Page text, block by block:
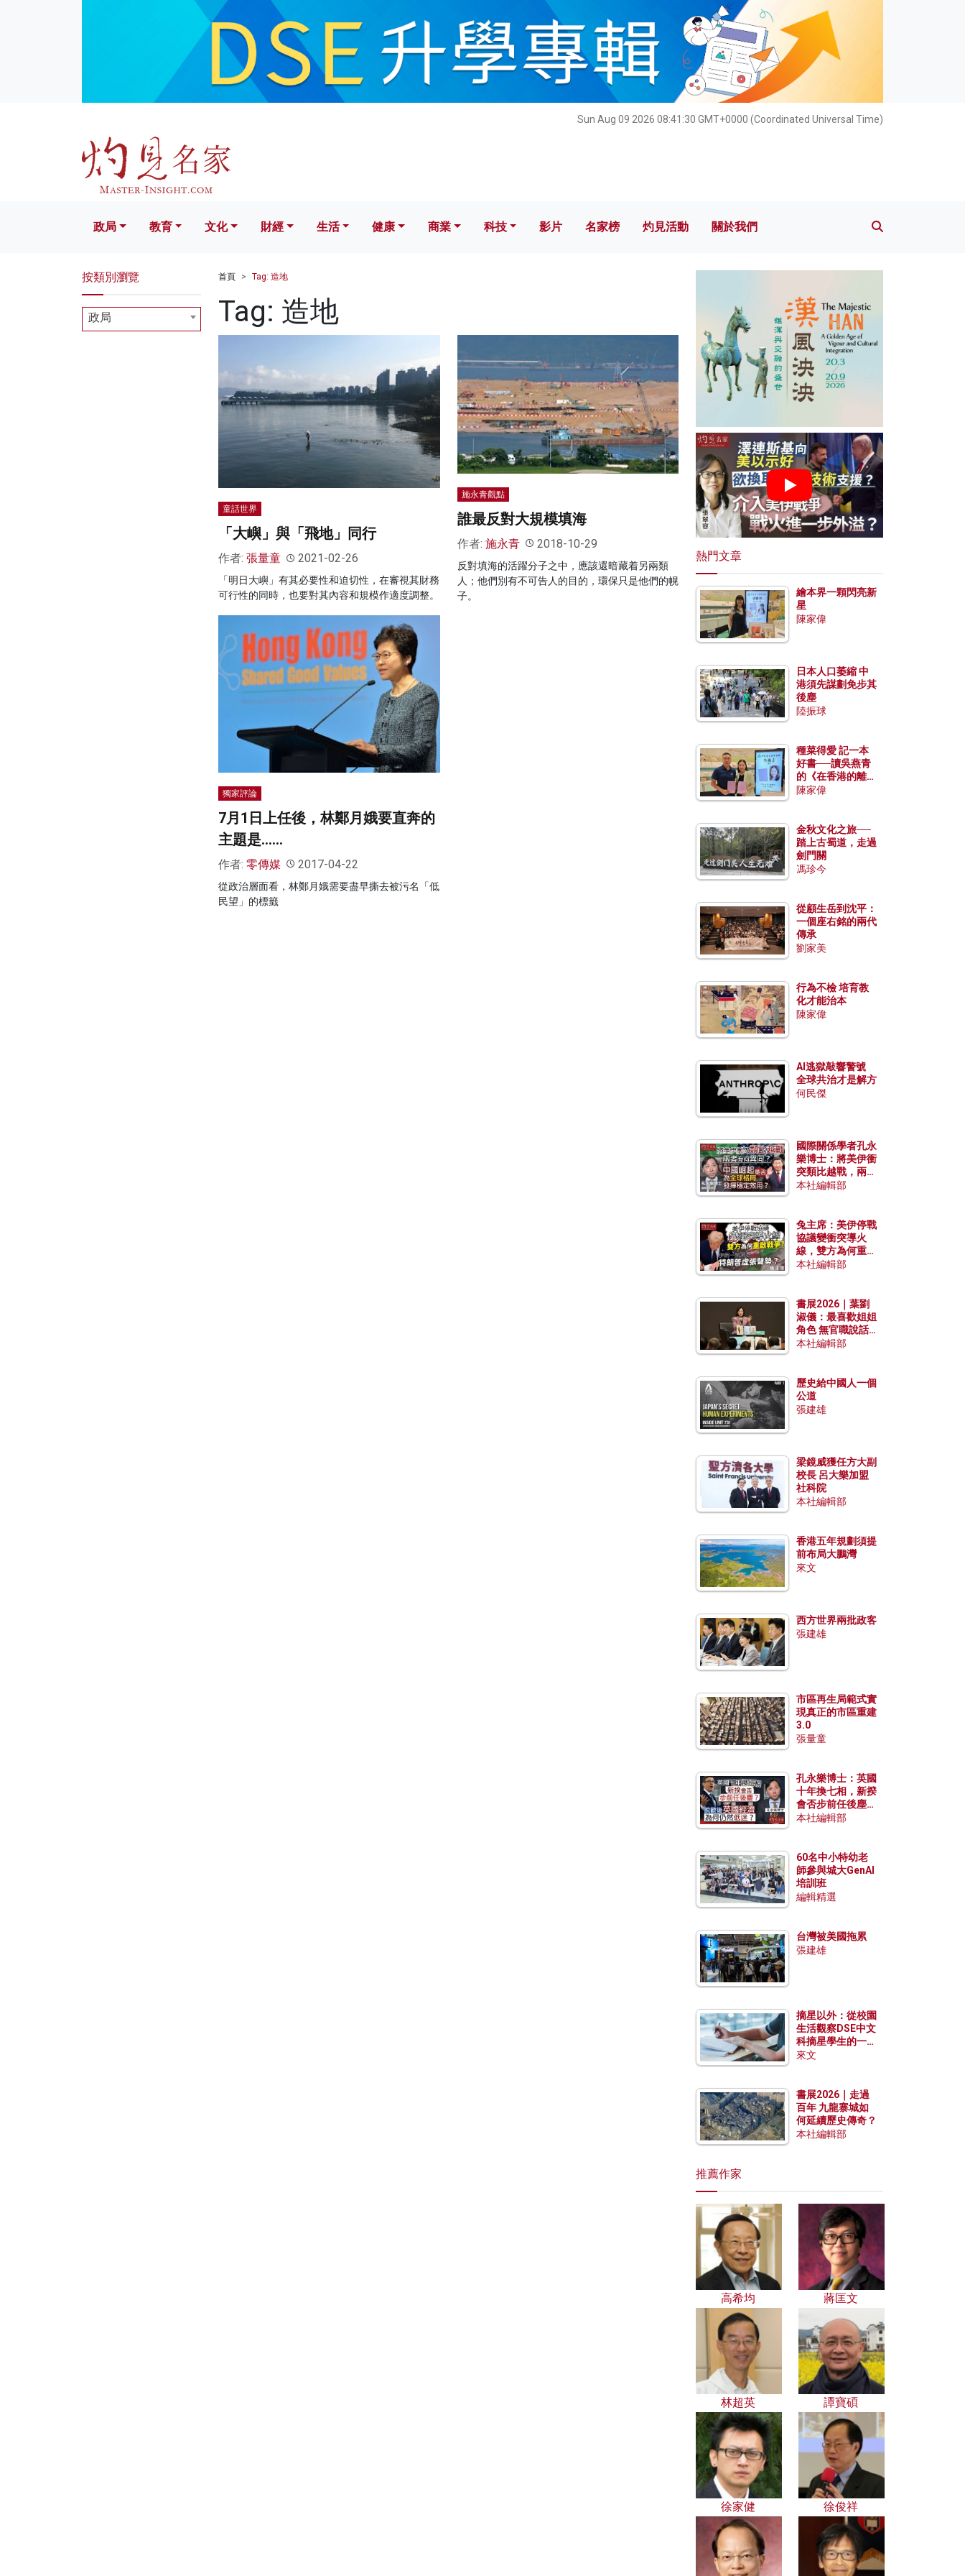
Sun Aug 09 2026 08:41:31 GMT+0000 (Coordinated Universal Time)
文化 財經 生活 健康 科技 影片 名家榜 灼見活動 關於我們
政局 教育 文化 財經 生活 健康 商業 科技 影片 名家榜 灼見活動 關於我們
首頁 Tag: 造地
Tag: 造地
童話世界
「大嶼」與「飛地」同行
作者: 張量童 2021-02-26
「明日大嶼」有其必要性和迫切性，在審視其財務
可行性的同時，也要對其內容和規模作適度調整。
施永青觀點
誰最反對大規模填海
作者: 施永青 2018-10-29
反對填海的活躍分子之中，應該還暗藏着另兩類
人；他們別有不可告人的目的，環保只是他們的幌
子。
獨家評論
7月1日上任後，林鄭月娥要直奔的
主題是……
作者: 零傳媒 2017-04-22
從政治層面看，林鄭月娥需要盡早撕去被污名「低
民望」的標籤
按類別瀏覽
政局
熱門文章
繪本界一顆閃亮新
星
陳家偉
日本人口萎縮 中
港須先謀劃免步其
後塵
陸振球
種菜得愛 記一本
好書──讀吳燕青
的《在香港的離島
種菜》
陳家偉
金秋文化之旅──
踏上古蜀道，走過
劍門關
馮珍今
從顧生岳到沈平：
一個座右銘的兩代
傳承
劉家美
行為不檢 培育教
化才能治本
陳家偉
AI逃獄敲響警號
全球共治才是解方
何民傑
國際關係學者孔永
樂博士：將美伊衝
突類比越戰，兩者
有何異同？中國崛
本社編輯部
兔主席：美伊停戰
協議變衝突導火
線，雙方為何重啟
戰爭？伊朗一早洞
本社編輯部
書展2026｜葉劉
淑儀：最喜歡姐姐
角色 無官職說話
包袱少
本社編輯部
歷史給中國人一個
公道
張建雄
梁鏡威獲任方大副
校長 呂大樂加盟
社科院
本社編輯部
香港五年規劃須提
前布局大鵬灣
來文
西方世界兩批政客
張建雄
市區再生局範式實
現真正的市區重建
3.0
張量童
孔永樂博士：英國
十年換七相，新揆
會否步前任後塵？
脫歐後英國經濟為
本社編輯部
60名中小特幼老
師參與城大GenAI
培訓班
編輯精選
台灣被美國拖累
張建雄
摘星以外：從校園
生活觀察DSE中文
科摘星學生的一點
特質
來文
書展2026｜走過
百年 九龍寨城如
何延續歷史傳奇？
本社編輯部
推薦作家
高希均 蔣匡文
林超英 譚寶碩
徐家健 徐俊祥